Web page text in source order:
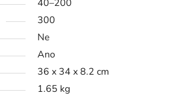
40–200
300
Ne
Ano
36 x 34 x 8.2 cm
1.65 kg